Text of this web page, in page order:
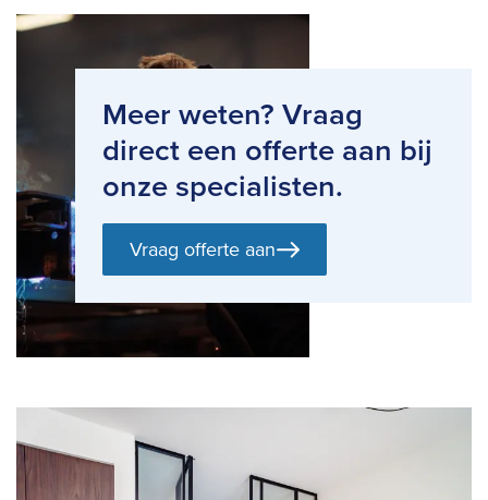
Meer weten? Vraag
direct een offerte aan bij
onze specialisten.
Vraag offerte aan